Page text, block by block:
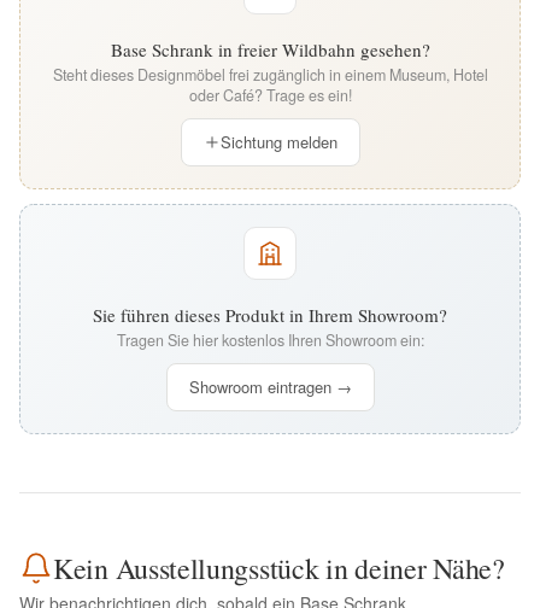
Base Schrank in freier Wildbahn gesehen?
Steht dieses Designmöbel frei zugänglich in einem Museum, Hotel
oder Café? Trage es ein!
Sichtung melden
Sie führen dieses Produkt in Ihrem Showroom?
Tragen Sie hier kostenlos Ihren Showroom ein:
Showroom eintragen →
Kein Ausstellungsstück in deiner Nähe?
Wir benachrichtigen dich, sobald ein Base Schrank